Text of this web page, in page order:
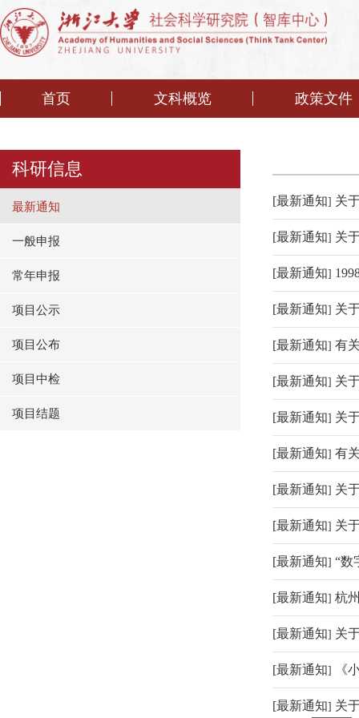
首页 文科概览 政策文件
科研信息
最新通知
一般申报
常年申报
项目公示
项目公布
项目中检
项目结题
[最新通知] 关
[最新通知] 关
[最新通知]
[最新通知] 关
[最新通知] 有
[最新通知] 关
[最新通知] 关
[最新通知] 有
[最新通知] 关
[最新通知] 关
[最新通知] “数
[最新通知] 杭
[最新通知] 关
[最新通知] 《
[最新通知] 关